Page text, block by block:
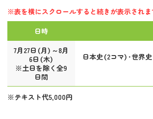
※表を横にスクロールすると続きが表示されま
日時
7月27日（月）～8月
6日（木）
※土日を除く全9
日間
日本史（2コマ）・世界
※テキスト代5,000円